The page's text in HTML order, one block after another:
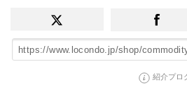
紹介プロ